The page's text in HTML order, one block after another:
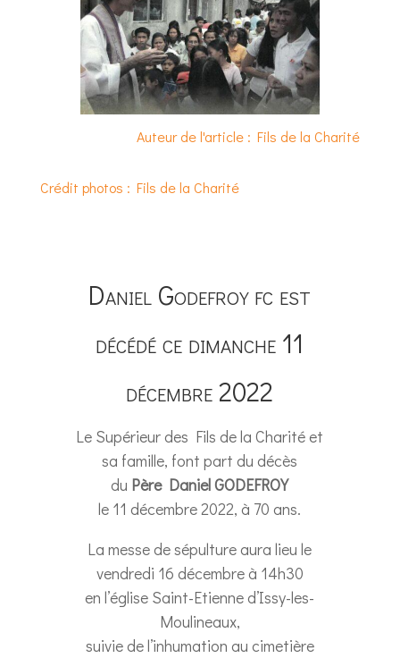
Auteur de l'article : Fils de la Charité
Crédit photos : Fils de la Charité
Daniel Godefroy fc est
décédé ce dimanche 11
décembre 2022
Le Supérieur des Fils de la Charité et
sa famille, font part du décès
du Père Daniel GODEFROY
le 11 décembre 2022, à 70 ans.
La messe de sépulture aura lieu le
vendredi 16 décembre à 14h30
en l’église Saint-Etienne d’Issy-les-
Moulineaux,
suivie de l’inhumation au cimetière